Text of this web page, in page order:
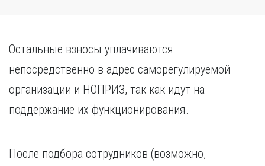
Остальные взносы уплачиваются
непосредственно в адрес саморегулируемой
организации и НОПРИЗ, так как идут на
поддержание их функционирования.
После подбора сотрудников (возможно,